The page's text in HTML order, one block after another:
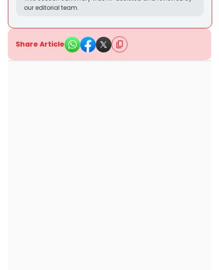
our editorial team.
Share Article